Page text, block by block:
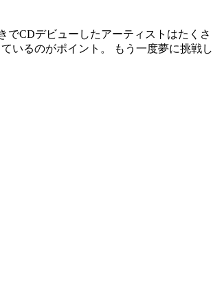
でCDデビューしたアーティストはたくさ
いるのがポイント。
もう一度夢に挑戦し